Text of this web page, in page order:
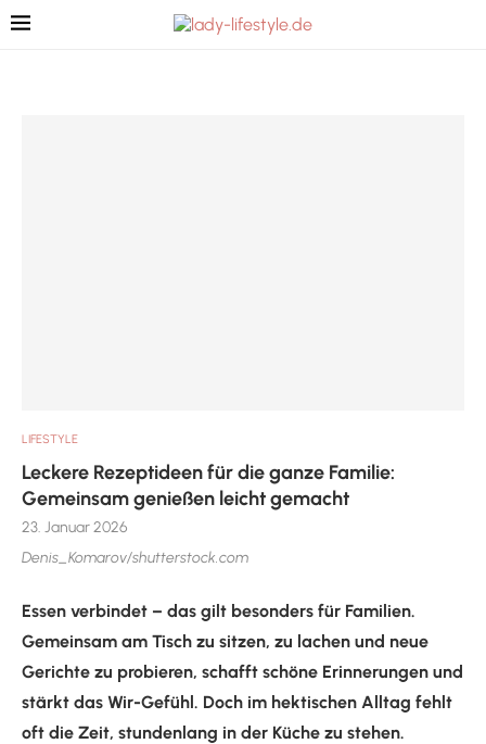
LIFESTYLE
Leckere Rezeptideen für die ganze Familie:
Gemeinsam genießen leicht gemacht
23. Januar 2026
Denis_Komarov/shutterstock.com
Essen verbindet – das gilt besonders für Familien.
Gemeinsam am Tisch zu sitzen, zu lachen und neue
Gerichte zu probieren, schafft schöne Erinnerungen und
stärkt das Wir-Gefühl. Doch im hektischen Alltag fehlt
oft die Zeit, stundenlang in der Küche zu stehen.